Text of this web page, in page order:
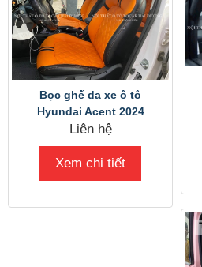
Bọc ghế da xe ô tô
Hyundai Acent 2024
Liên hệ
Xem chi tiết